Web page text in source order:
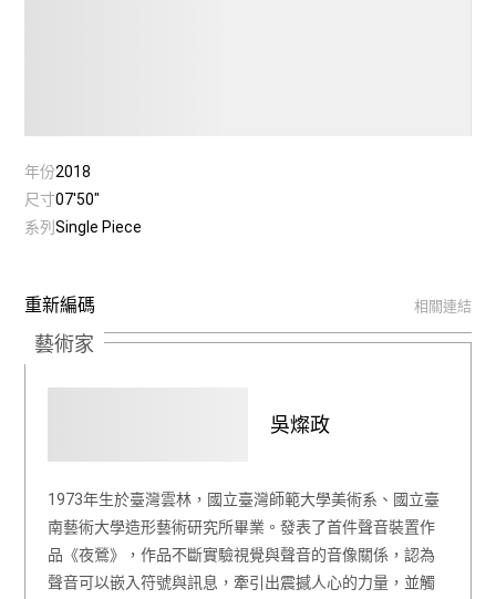
年份2018
尺寸07'50"
系列Single Piece
重新編碼 相關連結
藝術家
吳燦政
1973年生於臺灣雲林，國立臺灣師範大學美術系、國立臺
南藝術大學造形藝術研究所畢業。發表了首件聲音裝置作
品《夜鶯》，作品不斷實驗視覺與聲音的音像關係，認為
聲音可以嵌入符號與訊息，牽引出震撼人心的力量，並觸